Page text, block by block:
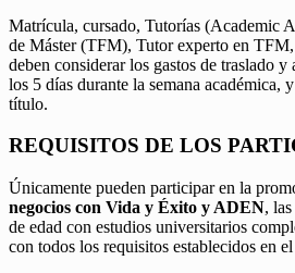
Matrícula, cursado, Tutorías (Academic
de Máster (TFM), Tutor experto en
deben considerar los gastos de traslado
los 5 días durante la semana académica,
título.
REQUISITOS DE LOS
Únicamente pueden participar en la
negocios con Vida y Éxito y ADEN,
de edad con estudios universitarios
con todos los requisitos establecidos en